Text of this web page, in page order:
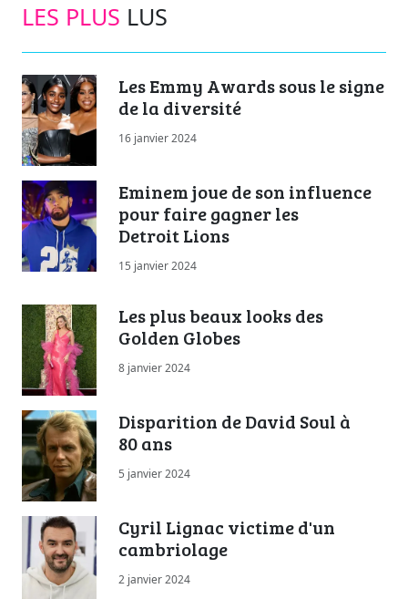
LES PLUS LUS
Les Emmy Awards sous le signe
de la diversité
16 janvier 2024
Eminem joue de son influence
pour faire gagner les
Detroit Lions
15 janvier 2024
Les plus beaux looks des
Golden Globes
8 janvier 2024
Disparition de David Soul à
80 ans
5 janvier 2024
Cyril Lignac victime d'un
cambriolage
2 janvier 2024